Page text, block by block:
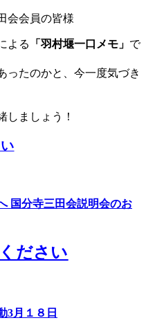
会会員の皆様
よる 「羽村堰一口メモ」 で
ったのかと、今一度気づき
しましょう！
国分寺三田会説明会のお
ださい
3月１８日